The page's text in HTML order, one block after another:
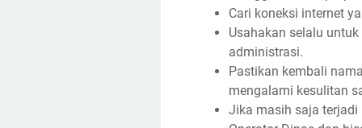
Cari koneksi internet
Usahakan selalu
administrasi.
Pastikan kembali
mengalami kesulitan
Jika masih saja terjadi